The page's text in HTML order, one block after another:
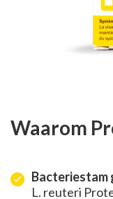
Waarom
Bacteriestam
L. reuteri